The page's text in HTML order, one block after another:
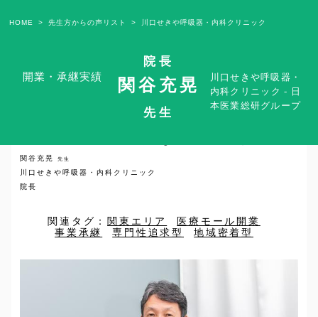
開業・承継実績
院長
関谷充晃
先生
川口せきや呼吸器・
内科クリニック - 日
本医業総研グループ
HOME 先生方からの声リスト 川口せきや呼吸器・内科クリニック
高い専門性、利便性高い立地、優秀なス
関谷充晃先生
川口せきや呼吸器・内科クリニック
院長
関連タグ： 関東エリア
医療モール開業
事業承継
専門性追求型 地域密着型